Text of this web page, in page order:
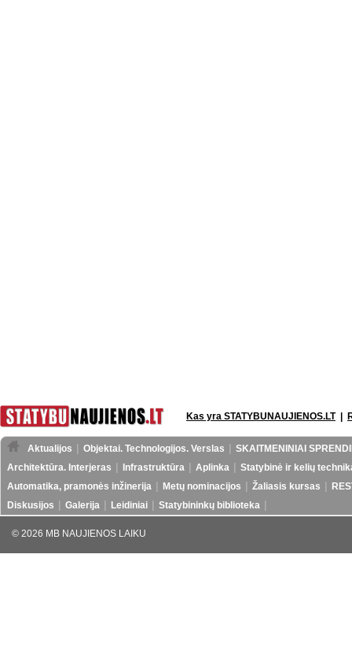
Kas yra STATYBUNAUJIENOS.LT|
Aktualijos Objektai. Technologijos. Verslas
SKAITMENINIAI
Architektūra. Interjeras
Infrastruktūra Aplinka
Statybinė ir kelių
Automatika, pramonės inžinerija
Metų nominacijos Žaliasis kursas
Diskusijos
Galerija Leidiniai Statybininkų biblioteka
© 2026 MB NAUJIENOS LAIKU